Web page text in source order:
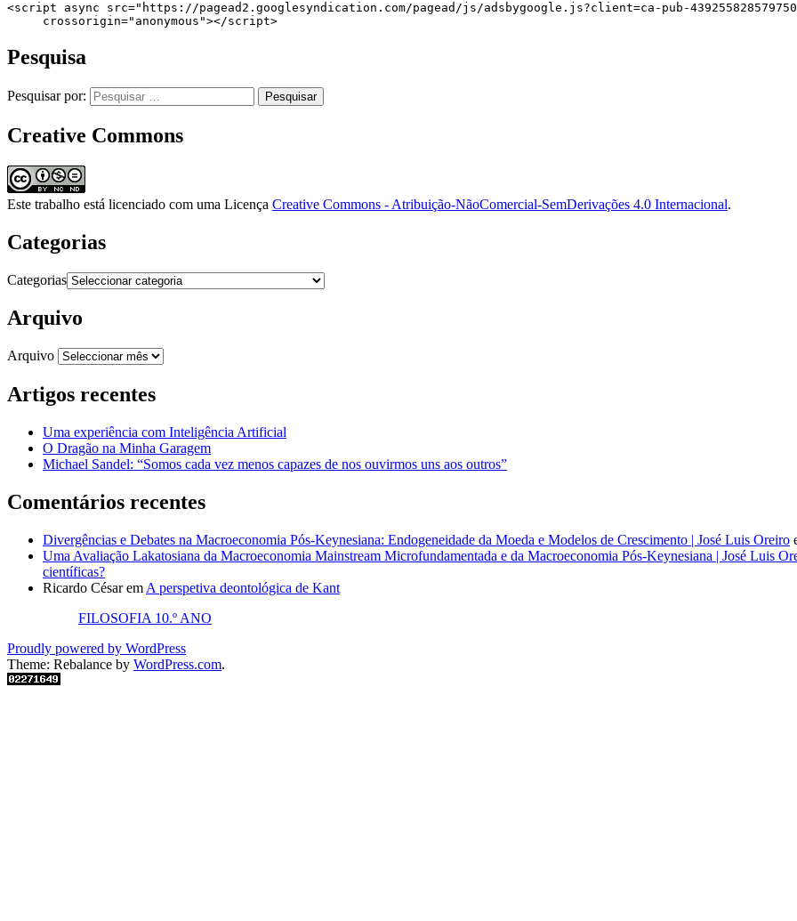
<script async src="https://pagead2.googlesyndication.com/pagead/js/adsbygoogle.js?client=ca-pub-
     crossorigin="anonymous"></script>
Pesquisa
Pesquisar por:
Creative Commons
Este trabalho está licenciado com uma Licença Creative Commons - Atribuição-NãoComercial-SemDerivações 4.0 Internacional.
Categorias
Categorias
Arquivo
Arquivo
Artigos recentes
Uma experiência com Inteligência Artificial
O Dragão na Minha Garagem
Michael Sandel: “Somos cada vez menos capazes de nos ouvirmos uns aos outros”
Comentários recentes
Divergências e Debates na Macroeconomia Pós-Keynesiana: Endogeneidade da Moeda e Modelos de Crescimento | José Luis Oreiro
Uma Avaliação Lakatosiana da Macroeconomia Mainstream Microfundamentada e da Macroeconomia Pós-Keynesiana | José Luis
científicas?
Ricardo Césarem A perspetiva deontológica de Kant
FILOSOFIA 10.º ANO
Proudly powered by WordPress
Theme: Rebalance by WordPress.com.